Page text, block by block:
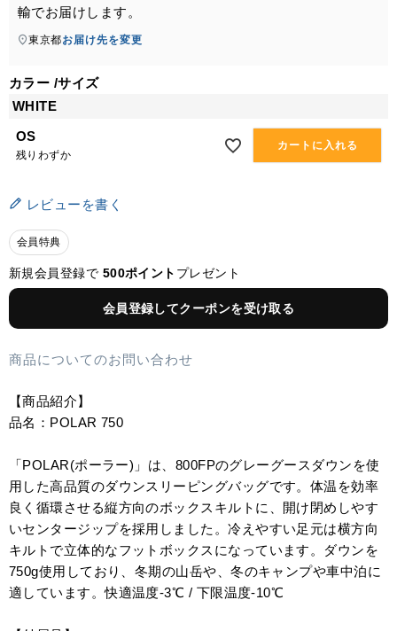
輸でお届けします。
東京都お届け先を変更
カラー サイズ
WHITE
OS
残りわずか
カートに入れる
レビューを書く
会員特典
新規会員登録で 500ポイント プレゼント
会員登録してクーポンを受け取る
商品についてのお問い合わせ
【商品紹介】
品名：POLAR 750
「POLAR(ポーラー)」は、800FPのグレーグースダウンを使
用した高品質のダウンスリーピングバッグです。体温を効率
良く循環させる縦方向のボックスキルトに、開け閉めしやす
いセンタージップを採用しました。冷えやすい足元は横方向
キルトで立体的なフットボックスになっています。ダウンを
750g使用しており、冬期の山岳や、冬のキャンプや車中泊に
適しています。快適温度-3℃ / 下限温度-10℃